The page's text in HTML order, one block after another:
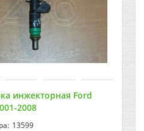
инжекторная Ford
2008
13599